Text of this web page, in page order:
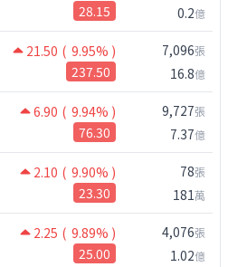
28.15 0.2億
21.50 ( 9.95% )
237.50
7,096張
16.8億
6.90 ( 9.94% )
76.30
9,727張
7.37億
2.10 ( 9.90% )
23.30
78張
181萬
2.25 ( 9.89% )
25.00
4,076張
1.02億